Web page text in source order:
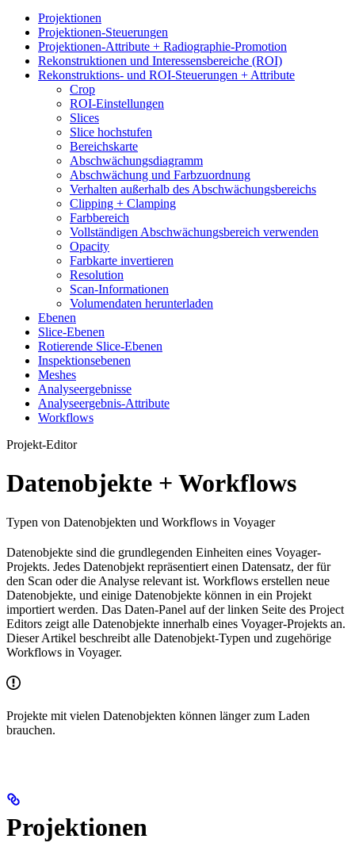
Projektionen
Projektionen-Steuerungen
Projektionen-Attribute + Radiographie-Promotion
Rekonstruktionen und Interessensbereiche (ROI)
Rekonstruktions- und ROI-Steuerungen + Attribute
Crop
ROI-Einstellungen
Slices
Slice hochstufen
Bereichskarte
Abschwächungsdiagramm
Abschwächung und Farbzuordnung
Verhalten außerhalb des Abschwächungsbereichs
Clipping + Clamping
Farbbereich
Vollständigen Abschwächungsbereich verwenden
Opacity
Farbkarte invertieren
Resolution
Scan-Informationen
Volumendaten herunterladen
Ebenen
Slice-Ebenen
Rotierende Slice-Ebenen
Inspektionsebenen
Meshes
Analyseergebnisse
Analyseergebnis-Attribute
Workflows
Projekt-Editor
Datenobjekte + Workflows
Typen von Datenobjekten und Workflows in Voyager
Datenobjekte sind die grundlegenden Einheiten eines Voyager-
Projekts. Jedes Datenobjekt repräsentiert einen Datensatz, der für
den Scan oder die Analyse relevant ist. Workflows erstellen neue
Datenobjekte, und einige Datenobjekte können in ein Projekt
importiert werden. Das Daten-Panel auf der linken Seite des Project
Editors zeigt alle Datenobjekte innerhalb eines Voyager-Projekts an.
Dieser Artikel beschreibt alle Datenobjekt-Typen und zugehörige
Workflows in Voyager.
Projekte mit vielen Datenobjekten können länger zum Laden
brauchen.
Projektionen